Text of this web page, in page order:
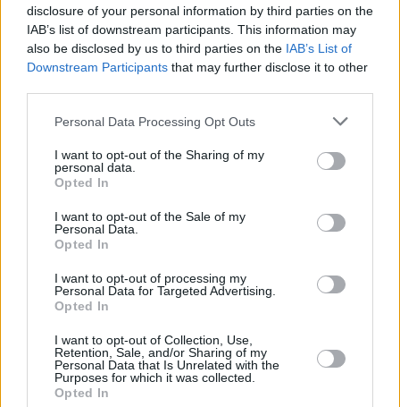
disclosure of your personal information by third parties on the
IAB’s list of downstream participants. This information may
also be disclosed by us to third parties on the IAB’s List of
Downstream Participants that may further disclose it to other
Please note that this website/app uses one or more Google
not limited to your visit or usage behaviour. You may click to
grant or deny consent to Google and its third-party tags to
use your data for below specified purposes in below Google
consent section.
Personal Data Processing Opt Outs
I want to opt-out of the Sharing of my
personal data.
Opted In
I want to opt-out of the Sale of my
Personal Data.
Opted In
I want to opt-out of processing my
Personal Data for Targeted Advertising.
Opted In
I want to opt-out of Collection, Use,
Retention, Sale, and/or Sharing of my
Personal Data that Is Unrelated with the
Purposes for which it was collected.
Opted In
18.12.2023, 16:56